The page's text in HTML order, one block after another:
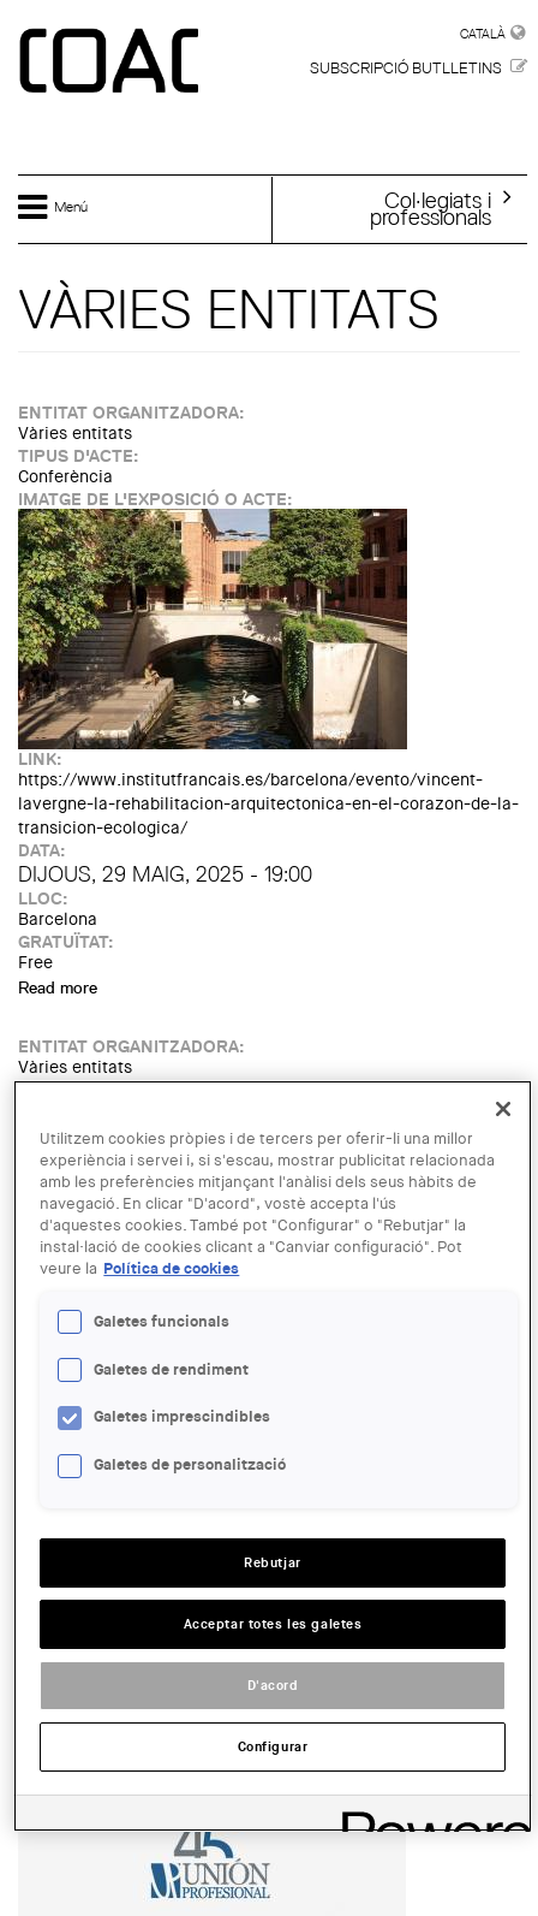
CATALÀ
SUBSCRIPCIÓ BUTLLETINS
Menú Col·legiats i
professionals
VÀRIES ENTITATS
ENTITAT ORGANITZADORA:
Vàries entitats
TIPUS D'ACTE:
Conferència
IMATGE DE L'EXPOSICIÓ O ACTE:
LINK:
https://www.institutfrancais.es/barcelona/evento/vincent-
lavergne-la-rehabilitacion-arquitectonica-en-el-corazon-de-la-
transicion-ecologica/
DATA:
DIJOUS, 29 MAIG, 2025 - 19:00
LLOC:
Barcelona
GRATUÏTAT:
Free
Read more
ENTITAT ORGANITZADORA:
Vàries entitats
TIPUS D'ACTE:
IMATGE DE L'EXPOSICIÓ O ACTE:
https://www.institutfrancais.es/barcelona/evento/setmanes-
darquitectura-2025-la-butte-rouge-un-estudio-de-urbanismo-
social/
DATA:
Free
about La Butte Rouge: un estudi d'urbanisme social (Institut
Francès de Barcelona)
TIPUS D'ACTE:
IMATGE DE L'EXPOSICIÓ O ACTE:
Utilitzem cookies pròpies i de tercers per oferir-li una millor
experiència i servei i, si s'escau, mostrar publicitat relacionada
amb les preferències mitjançant l'anàlisi dels seus hàbits de
navegació. En clicar "D'acord", vostè accepta l'ús
d'aquestes cookies. També pot "Configurar" o "Rebutjar" la
instal·lació de cookies clicant a "Canviar configuració". Pot
veure la Política de cookies
Galetes funcionals
Galetes de rendiment
Galetes imprescindibles
Galetes de personalització
Rebutjar
Acceptar totes les galetes
D'acord
Configurar